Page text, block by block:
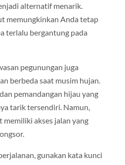
alternatif menarik.
memungkinkan Anda tetap
terlalu bergantung pada
pegunungan juga
berbeda saat musim hujan.
pemandangan hijau yang
tarik tersendiri. Namun,
akses jalan yang
gunakan kata kunci